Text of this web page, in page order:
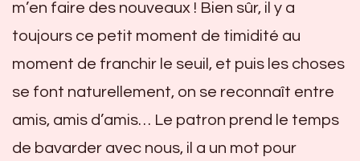
m’en faire des nouveaux ! Bien sûr, il y a
toujours ce petit moment de timidité au
moment de franchir le seuil, et puis les choses
se font naturellement, on se reconnaît entre
amis, amis d’amis… Le patron prend le temps
de bavarder avec nous, il a un mot pour